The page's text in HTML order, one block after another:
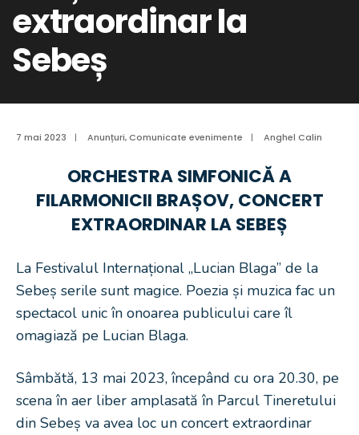
extraordinar la
Sebeș
7 mai 2023 | Anunțuri,Comunicate evenimente | Anghel Calin
ORCHESTRA SIMFONICĂ A
FILARMONICII BRAȘOV, CONCERT
EXTRAORDINAR LA SEBEȘ
La Festivalul Internațional „Lucian Blaga” de la
Sebeș serile sunt magice. Poezia și muzica fac un
spectacol unic în onoarea publicului care îl
omagiază pe Lucian Blaga.
Sâmbătă, 13 mai 2023, începând cu ora 20.30, pe
scena în aer liber amplasată în Parcul Tineretului
din Sebeș va avea loc un concert extraordinar